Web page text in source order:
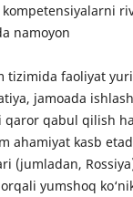
namoyon
tizimida faoliyat
jamoada
qaror qabul qilish
ahamiyat kasb
(jumladan,
yumshoq